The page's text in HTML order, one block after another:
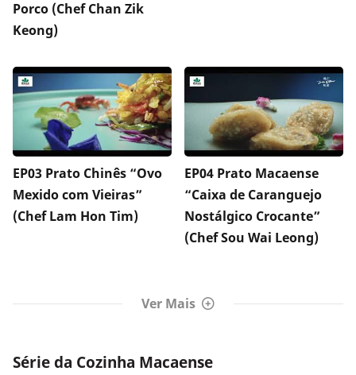
Porco (Chef Chan Zik
Keong)
EP03 Prato Chinês “Ovo
Mexido com Vieiras”
(Chef Lam Hon Tim)
EP04 Prato Macaense
“Caixa de Caranguejo
Nostálgico Crocante”
(Chef Sou Wai Leong)
Ver Mais
Série da Cozinha Macaense